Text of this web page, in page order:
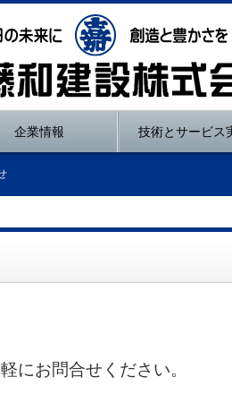
企業情報 技術とサービス
にお問合せください。